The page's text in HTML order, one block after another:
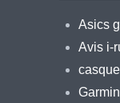
Asics
Avis i-